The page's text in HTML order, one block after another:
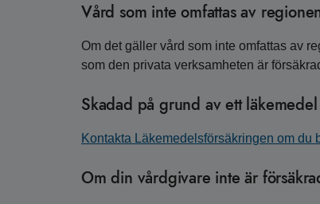
Vård som inte omfattas av
Om det gäller vård som inte omfattas av
som den privata verksamheten är
Skadad på grund av ett läkemedel
Kontakta Läkemedelsförsäkringen om du
Om din vårdgivare inte är